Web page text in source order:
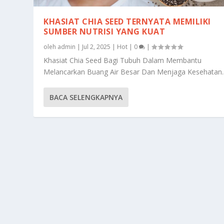
KHASIAT CHIA SEED TERNYATA MEMILIKI
SUMBER NUTRISI YANG KUAT
oleh admin | Jul 2, 2025 | Hot | 0 |
Khasiat Chia Seed Bagi Tubuh Dalam Membantu
Melancarkan Buang Air Besar Dan Menjaga
BACA SELENGKAPNYA